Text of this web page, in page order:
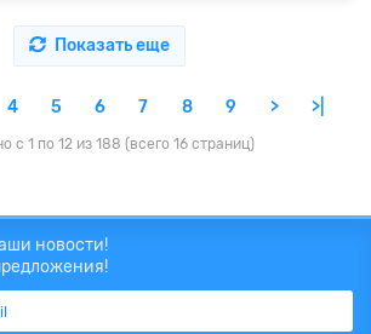
Показать еще
4 5 6 7 8 9 > >|
с 1 по 12 из 188 (всего 16 страниц)
новости!